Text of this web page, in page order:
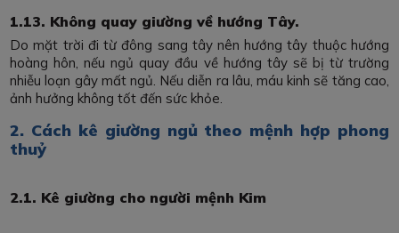
1.13. Không quay giường về hướng Tây.
Do mặt trời đi từ đông sang tây nên hướng tây thuộc hướng
hoàng hôn, nếu ngủ quay đầu về hướng tây sẽ bị từ trường
nhiễu loạn gây mất ngủ. Nếu diễn ra lâu, máu kinh sẽ tăng cao,
ảnh hưởng không tốt đến sức khỏe.
2. Cách kê giường ngủ theo mệnh hợp phong
thuỷ
2.1. Kê giường cho người mệnh Kim